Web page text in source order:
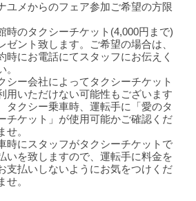
ユメからのフェア参加ご希望の方限
時のタクシーチケット(4,000円まで)
ゼント致します。ご希望の場合は、
時にお電話にてスタッフにお伝えく
。
シー会社によってタクシーチケット
用いただけない可能性もございます
タクシー乗車時、運転手に「愛のタ
チケット」が使用可能かご確認くだ
せ。
時にスタッフがタクシーチケットで
いを致しますので、運転手に料金を
支払いしないようにお気をつけくだ
せ。